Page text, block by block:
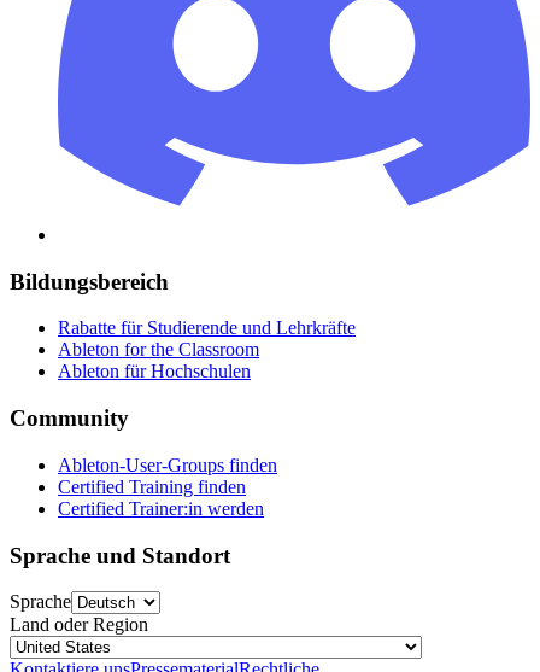
Bildungsbereich
Rabatte für Studierende und Lehrkräfte
Ableton for the Classroom
Ableton für Hochschulen
Community
Ableton-User-Groups finden
Certified Training finden
Certified Trainer:in werden
Sprache und Standort
Sprache
Land oder Region